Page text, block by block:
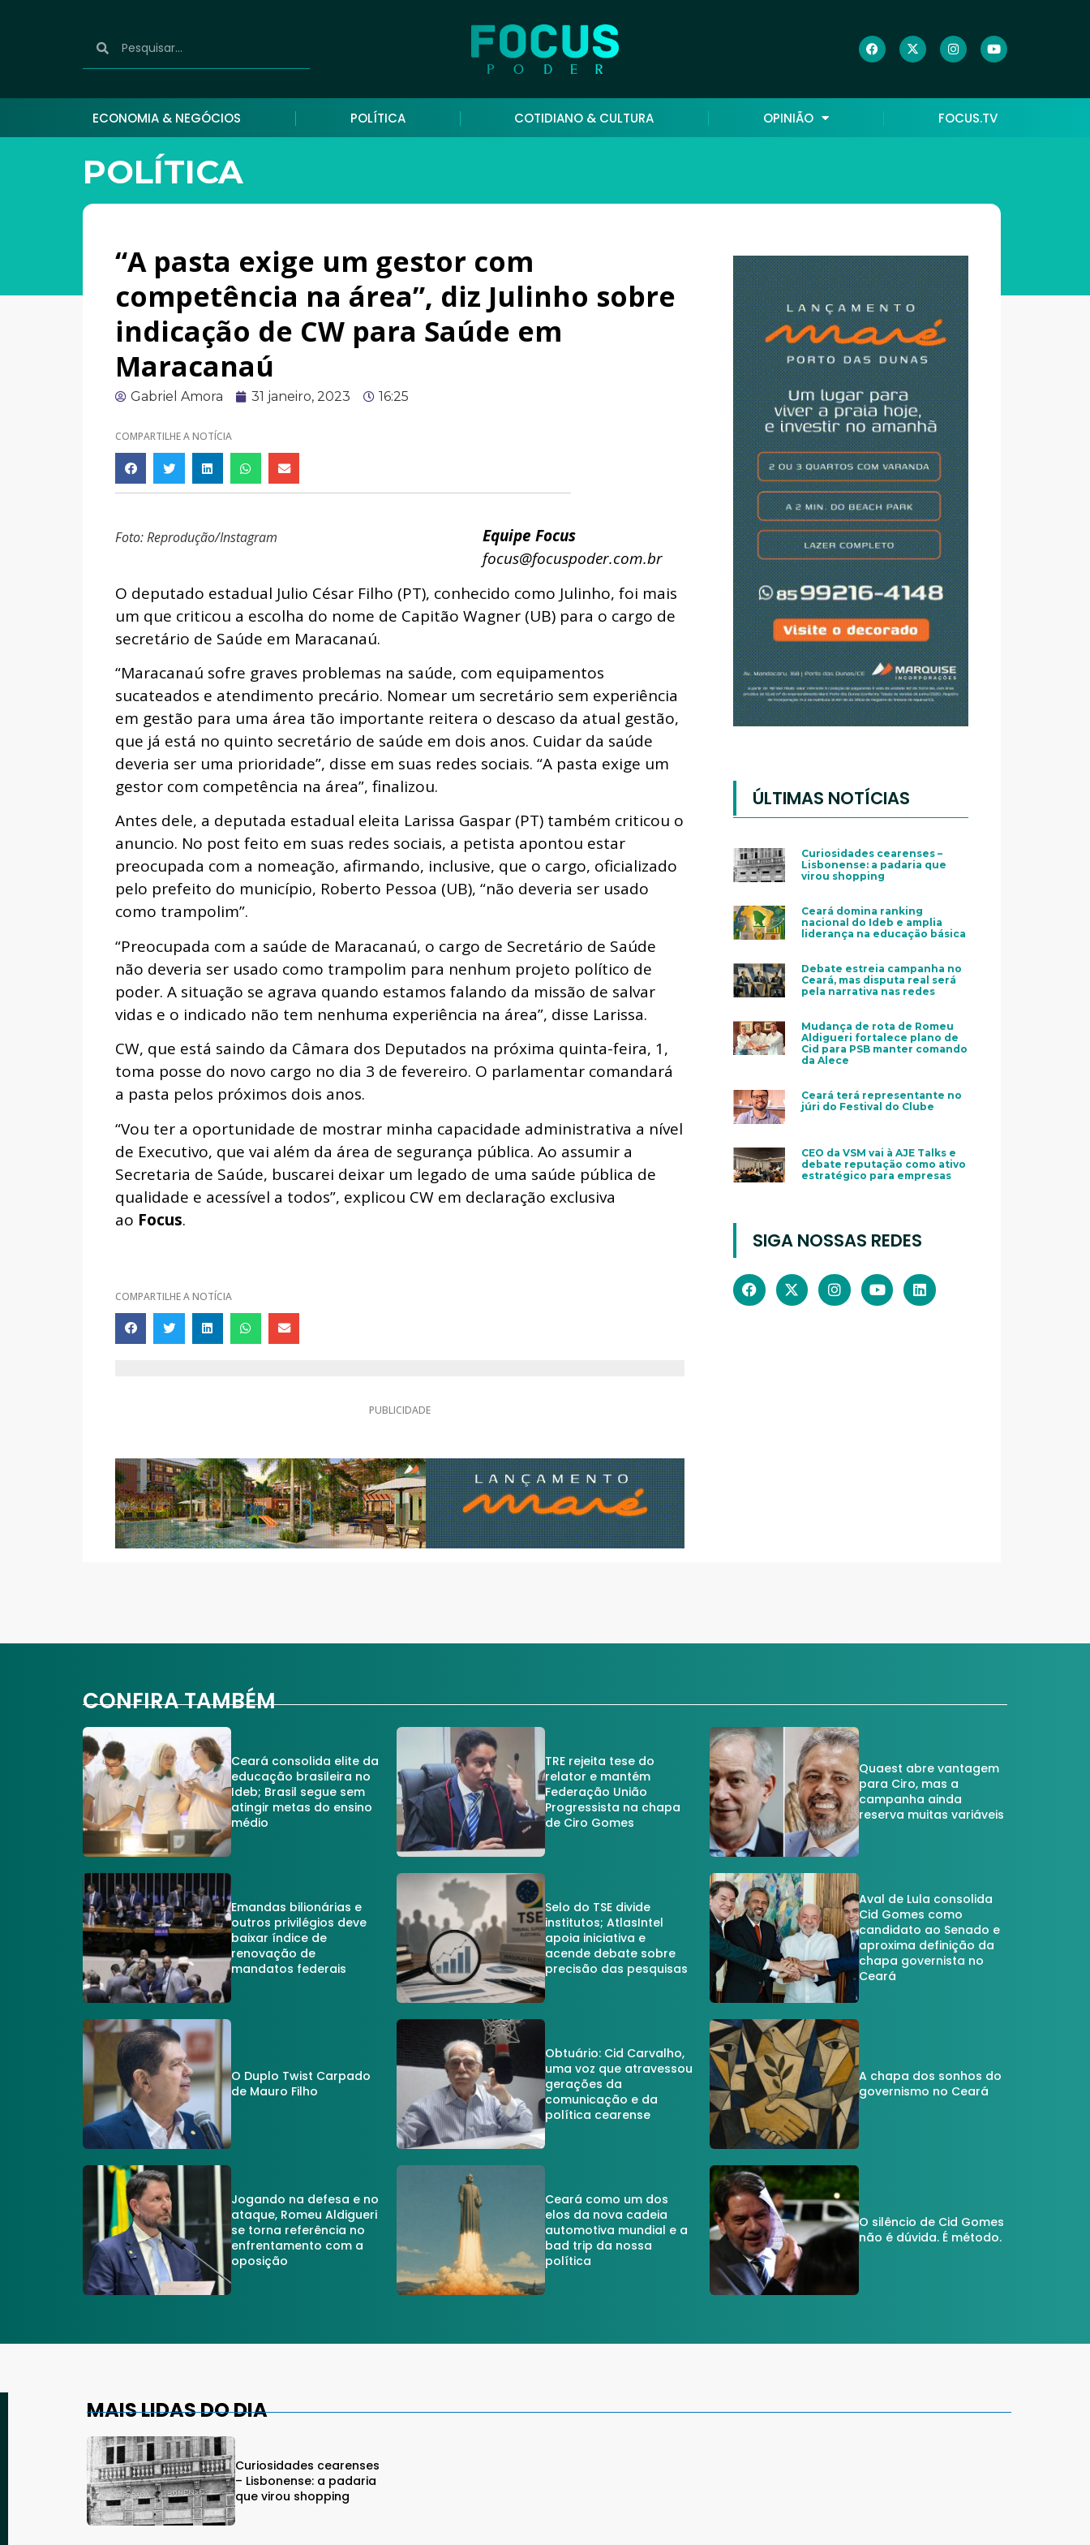
ECONOMIA & NEGÓCIOS POLÍTICA COTIDIANO & CULTURA OPINIÃO FOCUS.TV
POLÍTICA
“A pasta exige um gestor com
competência na área”, diz Julinho sobre
indicação de CW para Saúde em
Maracanaú
Gabriel Amora 31 janeiro, 2023 16:25
COMPARTILHE A NOTÍCIA
Foto: Reprodução/Instagram
Equipe Focus
focus@focuspoder.com.br
O deputado estadual Julio César Filho (PT), conhecido como Julinho, foi mais
um que criticou a escolha do nome de Capitão Wagner (UB) para o cargo de
secretário de Saúde em Maracanaú.
“Maracanaú sofre graves problemas na saúde, com equipamentos
sucateados e atendimento precário. Nomear um secretário sem experiência
em gestão para uma área tão importante reitera o descaso da atual gestão,
que já está no quinto secretário de saúde em dois anos. Cuidar da saúde
deveria ser uma prioridade”, disse em suas redes sociais. “A pasta exige um
gestor com competência na área”, finalizou.
Antes dele, a deputada estadual eleita Larissa Gaspar (PT) também criticou o
anuncio. No post feito em suas redes sociais, a petista apontou estar
preocupada com a nomeação, afirmando, inclusive, que o cargo, oficializado
pelo prefeito do município, Roberto Pessoa (UB), “não deveria ser usado
como trampolim”.
“Preocupada com a saúde de Maracanaú, o cargo de Secretário de Saúde
não deveria ser usado como trampolim para nenhum projeto político de
poder. A situação se agrava quando estamos falando da missão de salvar
vidas e o indicado não tem nenhuma experiência na área”, disse Larissa.
CW, que está saindo da Câmara dos Deputados na próxima quinta-feira, 1,
toma posse do novo cargo no dia 3 de fevereiro. O parlamentar comandará
a pasta pelos próximos dois anos.
“Vou ter a oportunidade de mostrar minha capacidade administrativa a nível
de Executivo, que vai além da área de segurança pública. Ao assumir a
Secretaria de Saúde, buscarei deixar um legado de uma saúde pública de
qualidade e acessível a todos”, explicou CW em declaração exclusiva
ao Focus.
COMPARTILHE A NOTÍCIA
PUBLICIDADE
ÚLTIMAS NOTÍCIAS
Curiosidades cearenses –
Lisbonense: a padaria que
virou shopping
Ceará domina ranking
nacional do Ideb e amplia
liderança na educação básica
Debate estreia campanha no
Ceará, mas disputa real será
pela narrativa nas redes
Mudança de rota de Romeu
Aldigueri fortalece plano de
Cid para PSB manter comando
da Alece
Ceará terá representante no
júri do Festival do Clube
CEO da VSM vai à AJE Talks e
debate reputação como ativo
estratégico para empresas
SIGA NOSSAS REDES
CONFIRA TAMBÉM
Ceará consolida elite da
educação brasileira no
Ideb; Brasil segue sem
atingir metas do ensino
médio
TRE rejeita tese do
relator e mantém
Federação União
Progressista na chapa
de Ciro Gomes
Quaest abre vantagem
para Ciro, mas a
campanha ainda
reserva muitas variáveis
Emandas bilionárias e
outros privilégios deve
baixar índice de
renovação de
mandatos federais
Selo do TSE divide
institutos; AtlasIntel
apoia iniciativa e
acende debate sobre
precisão das pesquisas
Aval de Lula consolida
Cid Gomes como
candidato ao Senado e
aproxima definição da
chapa governista no
Ceará
O Duplo Twist Carpado
de Mauro Filho
Obtuário: Cid Carvalho,
uma voz que atravessou
gerações da
comunicação e da
política cearense
A chapa dos sonhos do
governismo no Ceará
Jogando na defesa e no
ataque, Romeu Aldigueri
se torna referência no
enfrentamento com a
oposição
Ceará como um dos
elos da nova cadeia
automotiva mundial e a
bad trip da nossa
política
O silêncio de Cid Gomes
não é dúvida. É método.
MAIS LIDAS DO DIA
Curiosidades cearenses
– Lisbonense: a padaria
que virou shopping